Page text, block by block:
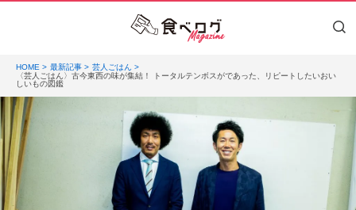
HOME 最新記事
芸人ごはん
〈芸人ごはん〉古今東西の味が集結！ トータルテンボスがであった、リピートしたいおい
しいもの図鑑